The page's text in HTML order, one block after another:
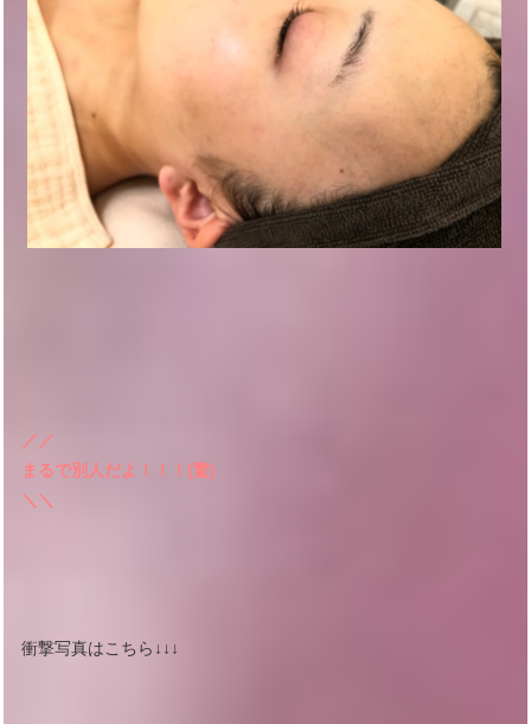
／／
まるで別人だよ！！！(驚)
＼＼
衝撃写真はこちら↓↓↓